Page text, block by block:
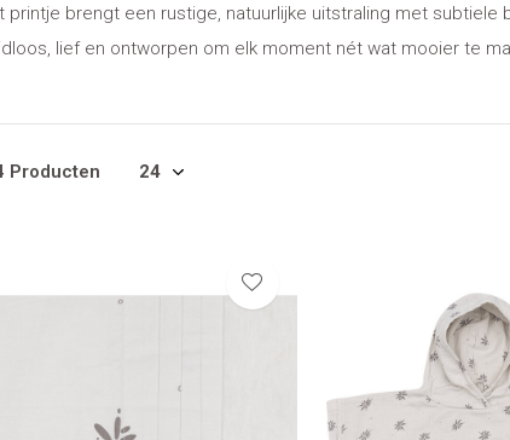
printje brengt een rustige, natuurlijke uitstraling met
lief en ontworpen om elk moment nét wat mooier te
Producten